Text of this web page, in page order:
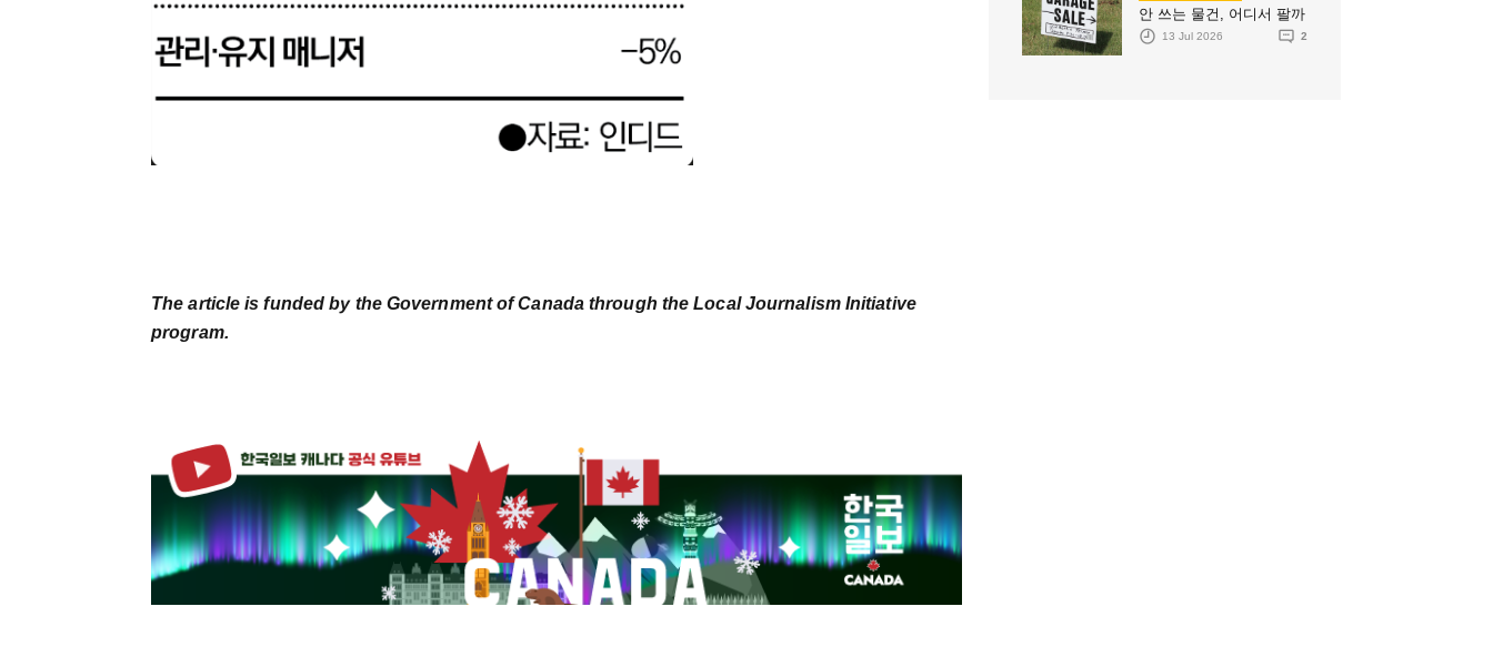
The article is funded by the Government of Canada through the Local Journalism Initiative
program.
안 쓰는 물건, 어디서 팔까
13 Jul 2026 2